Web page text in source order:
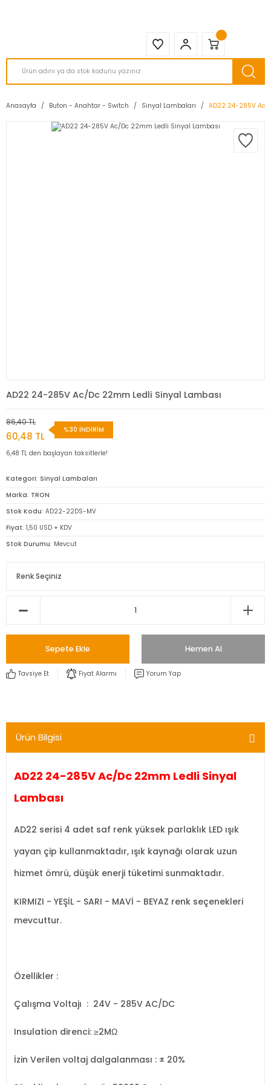
Anasayfa Buton - Anahtar - Switch Sinyal Lambaları AD22 24-285V Ac/
AD22 24-285V Ac/Dc 22mm Ledli Sinyal Lambası
86,40 TL
60,48 TL
%30 İNDİRİM
6,48 TL den başlayan taksitlerle!
Kategori Sinyal Lambaları
Marka TRON
Stok Kodu AD22-22DS-MV
Fiyat 1,50 USD + KDV
Stok Durumu Mevcut
Sepete Ekle Hemen Al
Tavsiye Et Fiyat Alarmı Yorum Yap
Ürün Bilgisi
AD22 24-285V Ac/Dc 22mm Ledli Sinyal
Lambası
AD22 serisi 4 adet saf renk yüksek parlaklık LED ışık
yayan çip kullanmaktadır, ışık kaynağı olarak uzun
hizmet ömrü, düşük enerji tüketimi sunmaktadır.
KIRMIZI - YEŞİL - SARI - MAVİ - BEYAZ renk seçenekleri
mevcuttur.
Özellikler :
Çalışma Voltajı : 24V - 285V AC/DC
Insulation direnci: ≥2MΩ
İzin Verilen voltaj dalgalanması : ± 20%